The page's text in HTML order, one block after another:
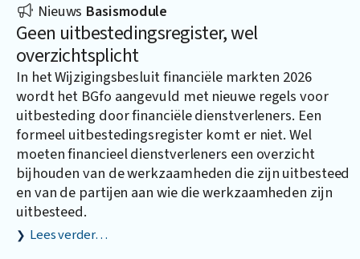
Nieuws Basismodule
Geen uitbestedingsregister, wel
overzichtsplicht
In het Wijzigingsbesluit financiële markten 2026
wordt het BGfo aangevuld met nieuwe regels voor
uitbesteding door financiële dienstverleners. Een
formeel uitbestedingsregister komt er niet. Wel
moeten financieel dienstverleners een overzicht
bijhouden van de werkzaamheden die zijn uitbesteed
en van de partijen aan wie die werkzaamheden zijn
uitbesteed.
Lees verder…